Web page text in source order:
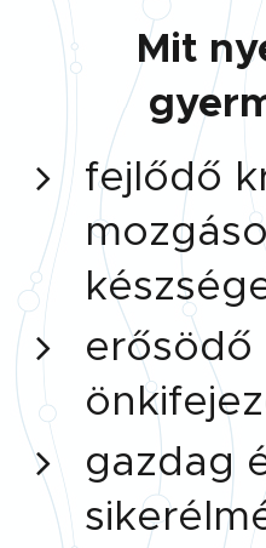
Mit
fejlődő
erősödő
gazdag